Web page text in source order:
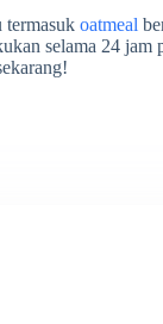
termasuk oatmeal
selama 24 jam